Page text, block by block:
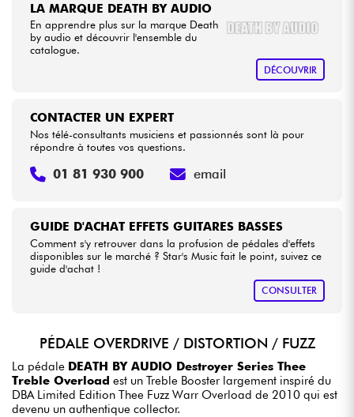
Packs
LA MARQUE DEATH BY AUDIO
En apprendre plus sur la marque Death
by audio et découvrir l'ensemble du
catalogue.
DÉCOUVRIR
GUIDE D'ACHAT EFFETS GUITARES BASSES
Comment s'y retrouver dans la profusion de pédales d'effets
disponibles sur le marché ? Star's Music fait le point, suivez ce
guide d'achat !
CONSULTER
CONTACTER UN EXPERT
Nos télé-consultants musiciens et passionnés sont là pour
répondre à toutes vos questions.
01 81 930 900 email
PÉDALE OVERDRIVE / DISTORTION / FUZZ
La pédale DEATH BY AUDIO Destroyer Series Thee
Treble Overload est un Treble Booster largement inspiré du
DBA Limited Edition Thee Fuzz Warr Overload de 2010 qui est
devenu un authentique collector.